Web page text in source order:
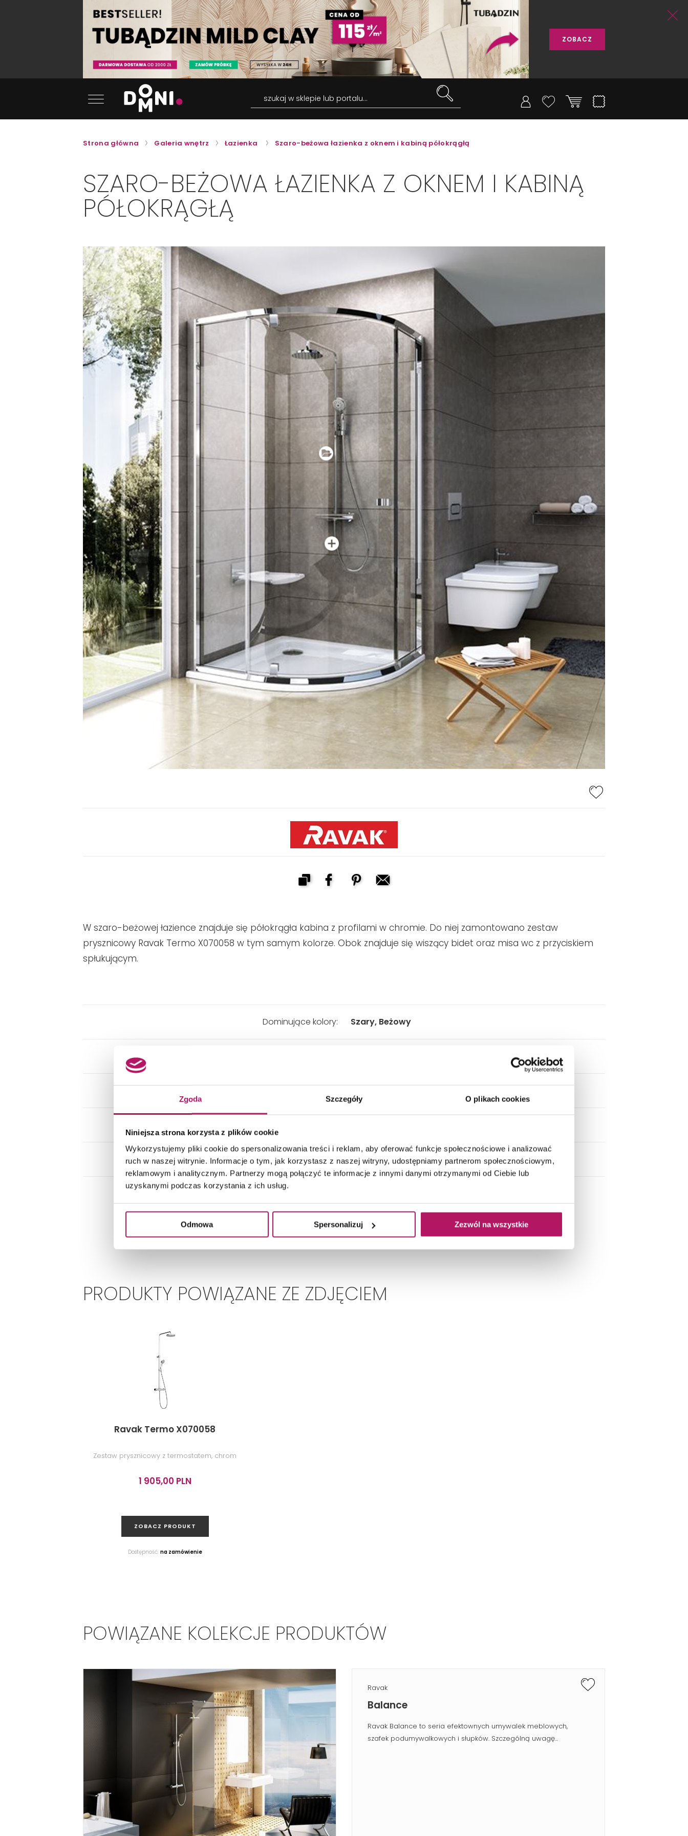
Zgoda Szczegóły O plikach cookies
Niniejsza strona korzysta z plików cookie
Wykorzystujemy pliki cookie do spersonalizowania treści i reklam, aby oferować funkcje społecznościowe i analizować
ruch w naszej witrynie. Informacje o tym, jak korzystasz z naszej witryny, udostępniamy partnerom społecznościowym,
reklamowym i analitycznym. Partnerzy mogą połączyć te informacje z innymi danymi otrzymanymi od Ciebie lub
uzyskanymi podczas korzystania z ich usług.
Odmowa Spersonalizuj Zezwól na wszystkie
ZOBACZ
szukaj w sklepie lub portalu...
Strona główna Galeria wnętrz Łazienka Szaro-beżowa łazienka z oknem i kabiną półokrągłą
SZARO-BEŻOWA ŁAZIENKA Z OKNEM I KABINĄ
PÓŁOKRĄGŁĄ
W szaro-beżowej łazience znajduje się półokrągła kabina z profilami w chromie. Do niej zamontowano zestaw
prysznicowy Ravak Termo X070058 w tym samym kolorze. Obok znajduje się wiszący bidet oraz misa wc z przyciskiem
spłukującym.
Dominujące kolory: Szary, Beżowy
Na zdjęciu występuje: miska wisząca wc, bidet, kabina półokrągła
PRODUKTY POWIĄZANE ZE ZDJĘCIEM
Ravak Termo X070058
Zestaw prysznicowy z termostatem, chrom
1 905,00 PLN
ZOBACZ PRODUKT
Dostępność: na zamówienie
POWIĄZANE KOLEKCJE PRODUKTÓW
Ravak
Balance
Ravak Balance to seria efektownych umywalek meblowych,
szafek podumywalkowych i słupków. Szczególną uwagę...